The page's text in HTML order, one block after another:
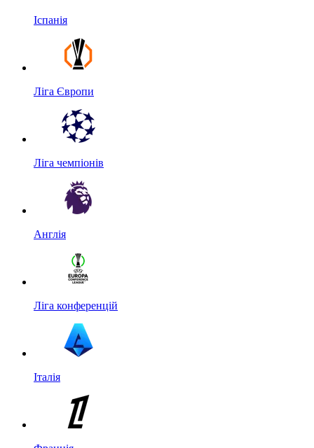
Іспанія
Ліга Європи
Ліга чемпіонів
Англія
Ліга конференцій
Італія